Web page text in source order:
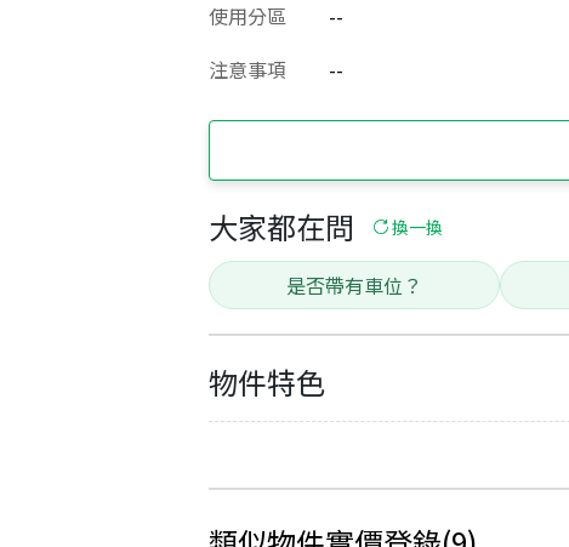
使用分區
--
注意事項
--
大家都在問 換一換
是否帶有車位？
物件特色